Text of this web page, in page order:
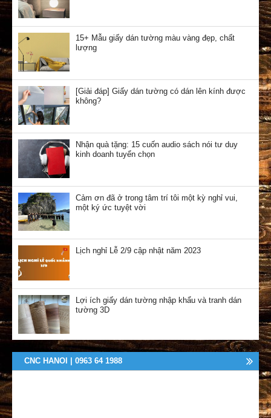
15+ Mẫu giấy dán tường màu vàng đẹp, chất
lượng
[Giải đáp] Giấy dán tường có dán lên kính được
không?
Nhận quà tặng: 15 cuốn audio sách nói tư duy
kinh doanh tuyển chọn
Cảm ơn đã ở trong tâm trí tôi một kỳ nghỉ vui,
một ký ức tuyệt vời
Lịch nghỉ Lễ 2/9 cập nhật năm 2023
Lợi ích giấy dán tường nhập khẩu và tranh dán
tường 3D
CNC HANOI | 0963 64 1988